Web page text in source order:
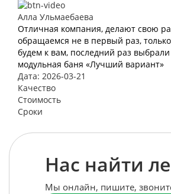
Алла Ульмаебаева
Отличная компания, делают свою
обращаемся не в первый раз,
будем к вам, последний раз выбрали
модульная баня «Лучший вариант»
Дата: 2026-03-21
Качество
Стоимость
Сроки
Нас найти
Мы онлайн, пишите,